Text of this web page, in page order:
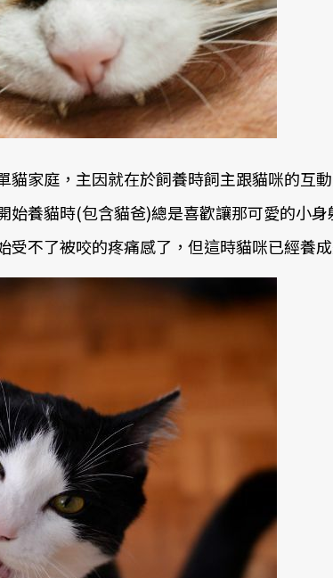
貓家庭，主因就在於飼養時飼主跟貓咪的
始養貓時(包含貓爸)總是喜歡讓那可愛的小
不了被咬的疼痛感了，但這時貓咪已經養